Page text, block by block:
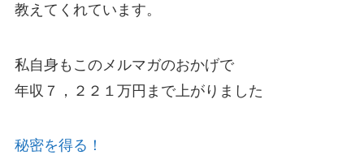
教えてくれています。
私自身もこのメルマガのおかげで
年収７，２２１万円まで上がりました
秘密を得る！